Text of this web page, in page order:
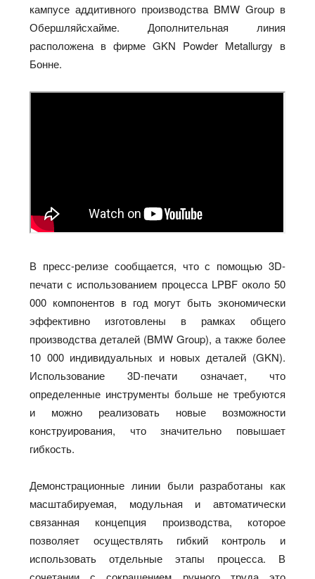
кампусе аддитивного производства BMW Group в
Обершляйсхайме. Дополнительная линия
расположена в фирме GKN Powder Metallurgy в
Бонне.
В пресс-релизе сообщается, что с помощью 3D-
печати с использованием процесса LPBF около 50
000 компонентов в год могут быть экономически
эффективно изготовлены в рамках общего
производства деталей (BMW Group), а также более
10 000 индивидуальных и новых деталей (GKN).
Использование 3D-печати означает, что
определенные инструменты больше не требуются
и можно реализовать новые возможности
конструирования, что значительно повышает
гибкость.
Демонстрационные линии были разработаны как
масштабируемая, модульная и автоматически
связанная концепция производства, которое
позволяет осуществлять гибкий контроль и
использовать отдельные этапы процесса. В